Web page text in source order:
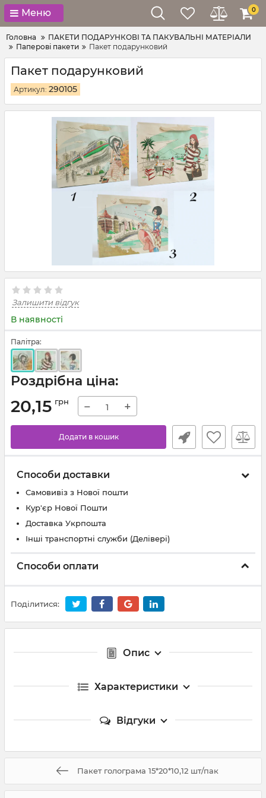
Меню 0
Головна
ПАКЕТИ ПОДАРУНКОВІ ТА ПАКУВАЛЬНІ МАТЕРІАЛИ
Паперові пакети
Пакет подарунковий
Пакет подарунковий
Артикул: 290105
Залишити відгук
В наявності
Палітра:
Роздрібна ціна:
20,15 грн − +
Додати в кошик
Способи доставки
Самовивіз з Нової пошти
Кур'єр Нової Пошти
Доставка Укрпошта
Інші транспортні служби (Делівері)
Способи оплати
Поділитися:
Опис
Характеристики
Відгуки
Пакет голограма 15*20*10,12 шт/пак